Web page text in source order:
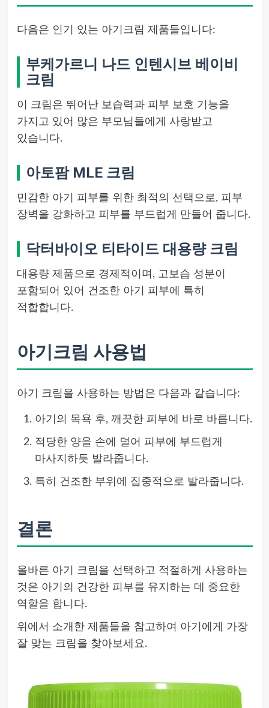
다음은 인기 있는 아기크림 제품들입니다:
부케가르니 나드 인텐시브 베이비
크림
이 크림은 뛰어난 보습력과 피부 보호 기능을
가지고 있어 많은 부모님들에게 사랑받고
있습니다.
아토팜 MLE 크림
민감한 아기 피부를 위한 최적의 선택으로, 피부
장벽을 강화하고 피부를 부드럽게 만들어 줍니다.
닥터바이오 티타이드 대용량 크림
대용량 제품으로 경제적이며, 고보습 성분이
포함되어 있어 건조한 아기 피부에 특히
적합합니다.
아기크림 사용법
아기 크림을 사용하는 방법은 다음과 같습니다:
아기의 목욕 후, 깨끗한 피부에 바로 바릅니다.
적당한 양을 손에 덜어 피부에 부드럽게
마사지하듯 발라줍니다.
특히 건조한 부위에 집중적으로 발라줍니다.
결론
올바른 아기 크림을 선택하고 적절하게 사용하는
것은 아기의 건강한 피부를 유지하는 데 중요한
역할을 합니다.
위에서 소개한 제품들을 참고하여 아기에게 가장
잘 맞는 크림을 찾아보세요.